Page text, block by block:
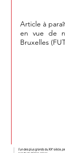
Article à
en vue de
Bruxelles